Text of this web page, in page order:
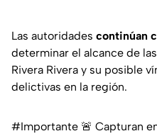
Las autoridades continúan
determinar el alcance de
Rivera Rivera y su posible
delictivas en la región.
#Importante 🚨 Capturan